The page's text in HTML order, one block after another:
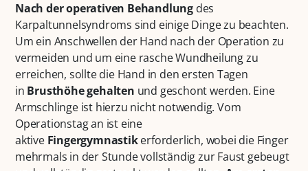
Nach der operativen Behandlung des
Karpaltunnelsyndroms sind einige Dinge zu beachten.
Um ein Anschwellen der Hand nach der Operation zu
vermeiden und um eine rasche Wundheilung zu
erreichen, sollte die Hand in den ersten Tagen
in Brusthöhe gehalten und geschont werden. Eine
Armschlinge ist hierzu nicht notwendig. Vom
Operationstag an ist eine
aktive Fingergymnastikerforderlich, wobei die Finger
mehrmals in der Stunde vollständig zur Faust gebeugt